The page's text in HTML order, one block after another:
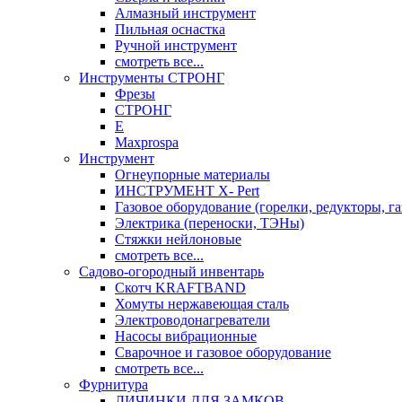
Алмазный инструмент
Пильная оснастка
Ручной инструмент
смотреть все...
Инструменты СТРОНГ
Фрезы
СТРОНГ
Е
Maxprospa
Инструмент
Огнеупорные материалы
ИНСТРУМЕНТ X- Pert
Газовое оборудование (горелки, редукторы,
Электрика (переноски, ТЭНы)
Стяжки нейлоновые
смотреть все...
Садово-огородный инвентарь
Скотч KRAFTBAND
Хомуты нержавеющая сталь
Электроводонагреватели
Насосы вибрационные
Сварочное и газовое оборудование
смотреть все...
Фурнитура